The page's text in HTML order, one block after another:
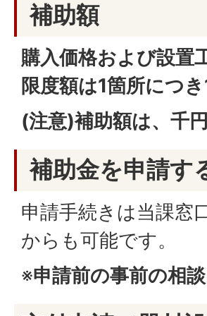
補助額
購入価格および設置
限度額は1箇所につ
(注意)補助額は、千
補助金を申請す
申請手続きは当課窓
からも可能です。
※申請前の事前の相